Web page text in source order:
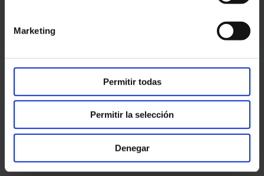
Marketing
Permitir todas
Permitir la selección
Denegar